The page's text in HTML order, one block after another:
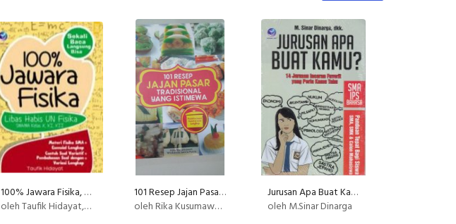
100% Jawara Fisika, Libas Habis UN Fisika SMA/MA Kelas X, XI, XII
oleh Taufik Hidayat, SE, MSi
101 Resep Jajan Pasar Tradisional Yang Istimewa
oleh Rika Kusumawati Dan Winkanda Satria Putra
Jurusan Apa Buat Kamu? Sma Ips Bahasa, 14 Jurusan Incaran Fa
oleh M.Sinar Dinarga